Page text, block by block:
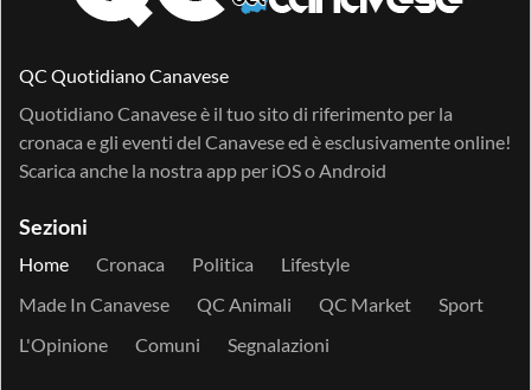
QC Quotidiano Canavese
Quotidiano Canavese è il tuo sito di riferimento per la
cronaca e gli eventi del Canavese ed è esclusivamente online!
Scarica anche la nostra app per iOSo Android
Sezioni
Home Cronaca Politica
Lifestyle
Made In Canavese
QC Animali QC Market
Sport
L'Opinione
Comuni Segnalazioni